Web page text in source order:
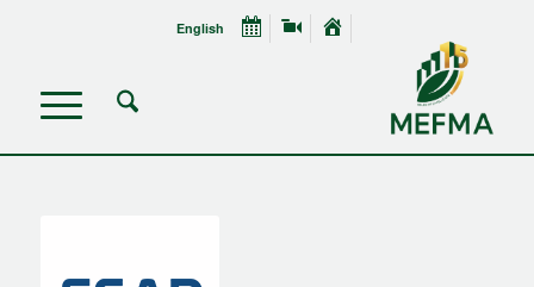
English